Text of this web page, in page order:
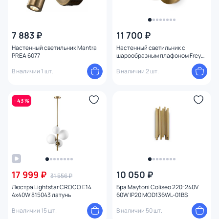
7 883 ₽
Настенный светильник Mantra
PREA 6077
В наличии 1 шт.
11 700 ₽
Настенный светильник с
шарообразным плафоном Freya
В наличии 2 шт.
- 43 %
17 999 ₽ 31 556 ₽
Люстра Lightstar CROCO E14
4х40W 815043 латунь
В наличии 15 шт.
10 050 ₽
Бра Maytoni Coliseo 220-240V
60W IP20 MOD136WL-01BS
В наличии 50 шт.